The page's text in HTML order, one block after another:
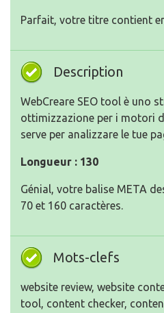
Parfait, votre titre contient
Description
WebCreare SEO tool è uno
ottimizzazione per i motori
serve per analizzare le tue
Longueur : 130
Génial, votre balise META
70 et 160 caractères.
Mots-clefs
website review, website
tool, content checker,